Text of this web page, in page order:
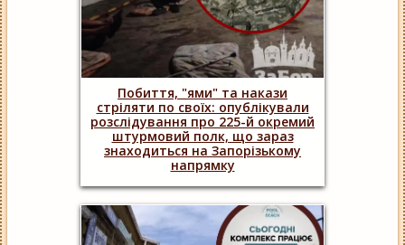
Побиття, "ями" та накази
стріляти по своїх: опублікували
розслідування про 225-й окремий
штурмовий полк, що зараз
знаходиться на Запорізькому
напрямку